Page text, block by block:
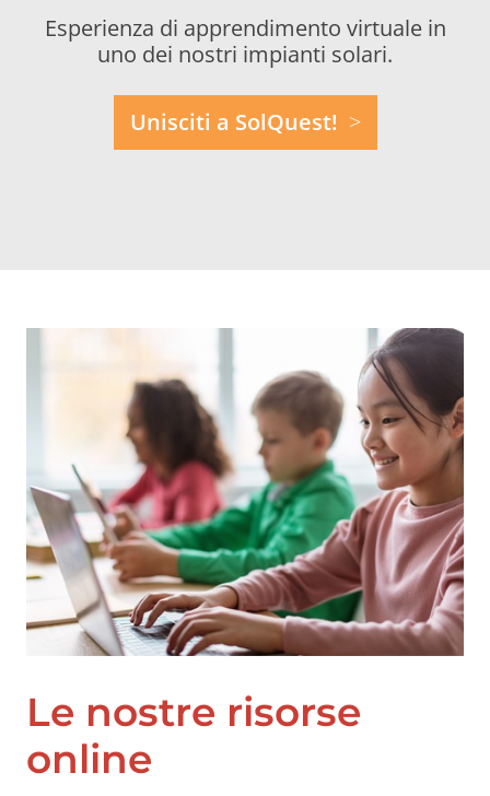
Esperienza di apprendimento virtuale in
uno dei nostri impianti solari.
Unisciti a SolQuest!
Le nostre risorse
online